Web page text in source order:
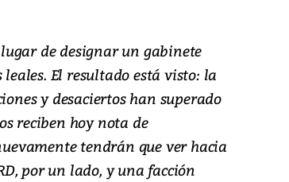
de designar un gabinete
El resultado está visto: la
y desaciertos han superado
reciben hoy nota de
tendrán que ver hacia
por un lado, y una facción